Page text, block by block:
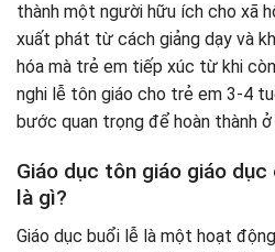
thành một người hữu ích cho xã
xuất phát từ cách giảng dạy và
hóa mà trẻ em tiếp xúc từ khi
nghi lễ tôn giáo cho trẻ em 3-4
bước quan trọng để hoàn thành
Giáo dục tôn giáo giáo
là gì?
Giáo dục buổi lễ là một hoạt